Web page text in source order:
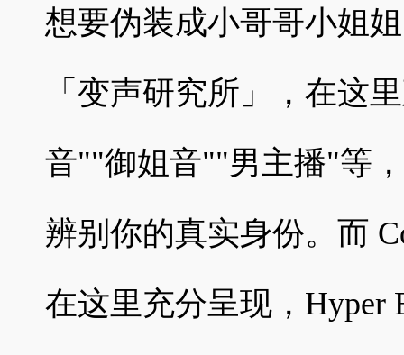
想要伪装成小哥哥小姐
「变声研究所」，在这
音""御姐音""男主播"等
辨别你的真实身份。而
在这里充分呈现，Hyper